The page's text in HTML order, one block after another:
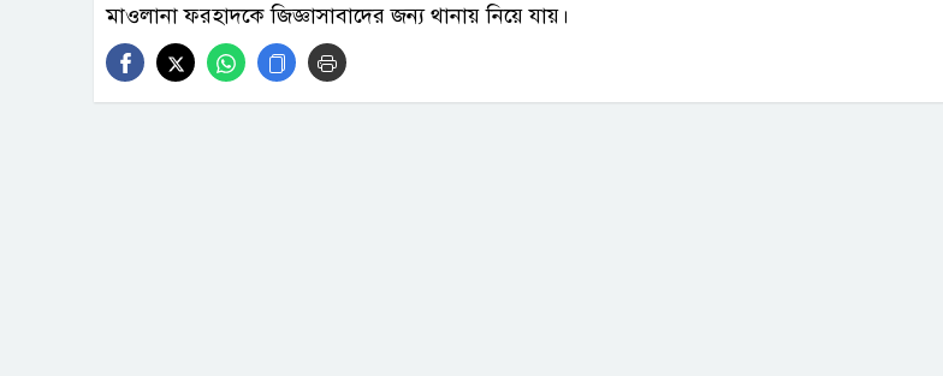
মাওলানা ফরহাদকে জিজ্ঞাসাবাদের জন্য থানায় নিয়ে যায়।